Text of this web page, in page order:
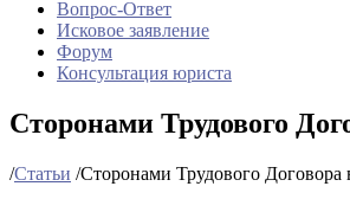
Вопрос-Ответ
Исковое заявление
Форум
Консультация юриста
Сторонами Трудового
/Статьи /Сторонами Трудового